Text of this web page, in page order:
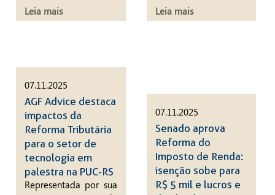
Leia mais
Leia mais
07.11.2025
AGF Advice destaca
impactos da
Reforma Tributária
para o setor de
tecnologia em
palestra na PUC-RS
Representada por sua
07.11.2025
Senado aprova
Reforma do
Imposto de Renda:
isenção sobe para
R$ 5 mil e lucros e